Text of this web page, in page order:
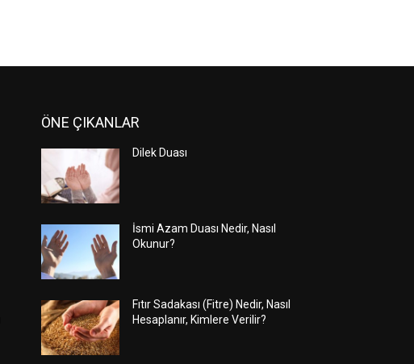
ÖNE ÇIKANLAR
Dilek Duası
İsmi Azam Duası Nedir, Nasıl
Okunur?
Fıtır Sadakası (Fitre) Nedir, Nasıl
Hesaplanır, Kimlere Verilir?